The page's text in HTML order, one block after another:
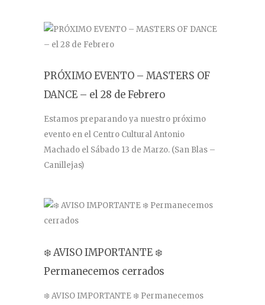
PRÓXIMO EVENTO – MASTERS OF
DANCE – el 28 de Febrero
Estamos preparando ya nuestro próximo
evento en el Centro Cultural Antonio
Machado el Sábado 13 de Marzo. (San Blas –
Canillejas)
❄️ AVISO IMPORTANTE ❄️
Permanecemos cerrados
❄️ AVISO IMPORTANTE ❄️ Permanecemos